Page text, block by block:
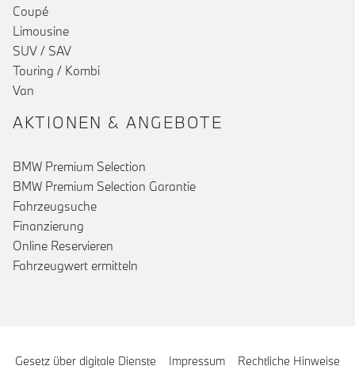
Coupé
Limousine
SUV / SAV
Touring / Kombi
Van
AKTIONEN & ANGEBOTE
BMW Premium Selection
BMW Premium Selection Garantie
Fahrzeugsuche
Finanzierung
Online Reservieren
Fahrzeugwert ermitteln
Gesetz über digitale Dienste Impressum Rechtliche Hinweise